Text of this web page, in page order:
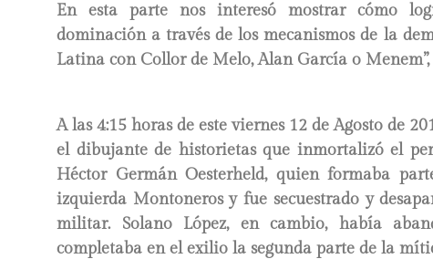
En esta parte nos interesó mostrar cómo
dominación a través de los mecanismos de la
Latina con Collor de Melo, Alan García o Menem”,
A las 4:15 horas de este viernes 12 de Agosto de
el dibujante de historietas que inmortalizó el
Héctor Germán Oesterheld, quien formaba
izquierda Montoneros y fue secuestrado y
militar. Solano López, en cambio, había
completaba en el exilio la segunda parte de la